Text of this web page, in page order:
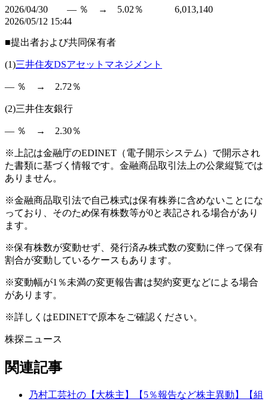
2026/04/30 ― ％ → 5.02％ 6,013,140
2026/05/12 15:44
■提出者および共同保有者
(1)三井住友DSアセットマネジメント
― ％ → 2.72％
(2)三井住友銀行
― ％ → 2.30％
※上記は金融庁のEDINET（電子開示システム）で開示され
た書類に基づく情報です。金融商品取引法上の公衆縦覧では
ありません。
※金融商品取引法で自己株式は保有株券に含めないことにな
っており、そのため保有株数等が0と表記される場合があり
ます。
※保有株数が変動せず、発行済み株式数の変動に伴って保有
割合が変動しているケースもあります。
※変動幅が1％未満の変更報告書は契約変更などによる場合
があります。
※詳しくはEDINETで原本をご確認ください。
株探ニュース
関連記事
乃村工芸社の【大株主】【5％報告など株主異動】【組